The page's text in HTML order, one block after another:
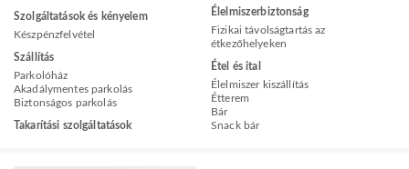
Szolgáltatások és kényelem
Készpénzfelvétel
Szállítás
Parkolóház
Akadálymentes parkolás
Biztonságos parkolás
Takarítási szolgáltatások
Élelmiszerbiztonság
Fizikai távolságtartás az
étkezőhelyeken
Étel és ital
Élelmiszer kiszállítás
Étterem
Bár
Snack bár